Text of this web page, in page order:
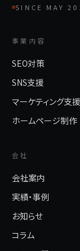
SINCE MAY
事業内容
SEO対策
SNS支援
マーケティング支援
ホームページ制作
会社
会社案内
実績・事例
お知らせ
コラム